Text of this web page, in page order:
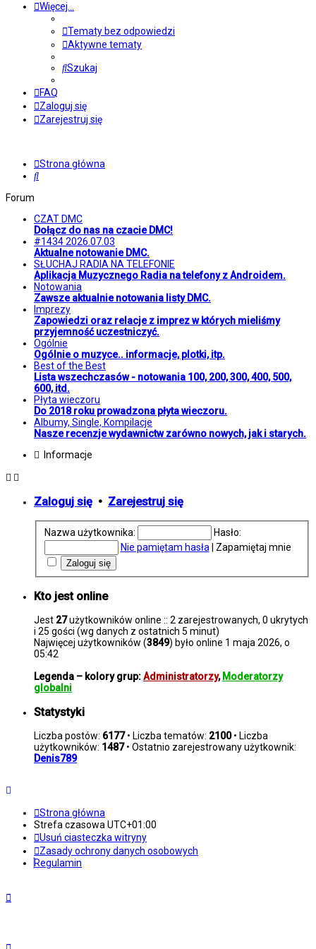
Więcej…
Tematy bez odpowiedzi
Aktywne tematy
Szukaj
FAQ
Zaloguj się
Zarejestruj się
Strona główna
Szukaj
Forum
CZAT DMC
Dołącz do nas na czacie DMC!
#1434 2026.07.03
Aktualne notowanie DMC.
SŁUCHAJ RADIA NA TELEFONIE
Aplikacja Muzycznego Radia na telefony z Androidem.
Notowania
Zawsze aktualnie notowania listy DMC.
Imprezy
Zapowiedzi oraz relacje z imprez w których mieliśmy
przyjemność uczestniczyć.
Ogólnie
Ogólnie o muzyce.. informacje, plotki, itp.
Best of the Best
Lista wszechczasów - notowania 100, 200, 300, 400, 500,
600, itd.
Płyta wieczoru
Do 2018 roku prowadzona płyta wieczoru.
Albumy, Single, Kompilacje
Nasze recenzje wydawnictw zarówno nowych, jak i starych.
Informacje
Zaloguj się • Zarejestruj się
Nazwa użytkownika:
Hasło:
Nie pamiętam hasła
Zapamiętaj mnie
Kto jest online
Jest 27użytkowników online :: 2 zarejestrowanych, 0 ukrytych
i 25 gości (wg danych z ostatnich 5 minut)
Najwięcej użytkowników (3849) było online 1 maja 2026, o
05:42
Legenda – kolory grup:Administratorzy, Moderatorzy
globalni
Statystyki
Liczba postów: 6177• Liczba tematów: 2100• Liczba
użytkowników: 1487• Ostatnio zarejestrowany użytkownik:
Denis789
Strona główna
Strefa czasowa UTC+01:00
Usuń ciasteczka witryny
Zasady ochrony danych osobowych
Regulamin